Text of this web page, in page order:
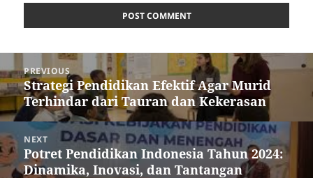
navigation
PREVIOUS
Previous
post:
Strategi Pendidikan Efektif Agar Murid
Terhindar dari Tauran dan Kekerasan
NEXT
Next
post:
Potret Pendidikan Indonesia Tahun 2024:
Dinamika, Inovasi, dan Tantangan